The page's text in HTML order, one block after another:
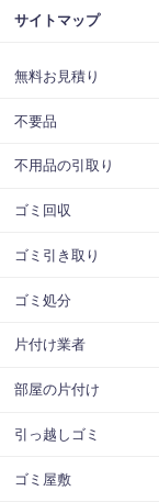
サイトマップ
無料お見積り
不要品
不用品の引取り
ゴミ回収
ゴミ引き取り
ゴミ処分
片付け業者
部屋の片付け
引っ越しゴミ
ゴミ屋敷